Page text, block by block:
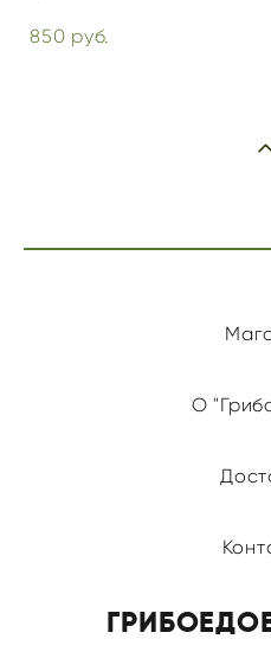
850 pуб.
О